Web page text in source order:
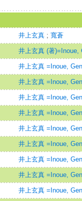
井上玄真 ; 寬蒼
井上玄真 (著)=Inoue,
井上玄真 =Inoue,
井上玄真 =Inoue,
井上玄真 =Inoue,
井上玄真 =Inoue,
井上玄真 =Inoue,
井上玄真 =Inoue,
井上玄真 =Inoue,
井上玄真 =Inoue,
井上玄真 =Inoue,